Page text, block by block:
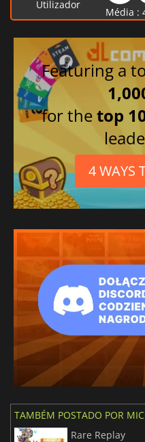
Utilizador
Média :
Featuring a
for thetop
4 WAYS
TAMBÉM POSTADO POR
Rare Replay